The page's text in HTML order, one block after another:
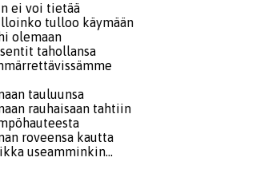
ei voi tietää
tulloo käymään
olemaan
tahollansa
tauluunsa
rauhaisaan tahtiin
roveensa kautta
useamminkin...